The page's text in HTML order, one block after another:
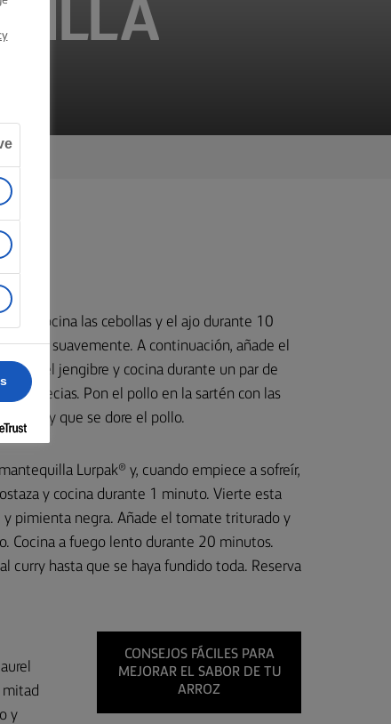
y cocina las cebollas y el ajo durante 10
suavemente. A continuación, añade el
chile, el jengibre y cocina durante un par de
especias. Pon el pollo en la sartén con las
trozos y que se dore el pollo.
Lurpak® y, cuando empiece a sofreír,
y cocina durante 1 minuto. Vierte esta
y pimienta negra. Añade el tomate triturado y
Cocina a fuego lento durante 20 minutos.
curry hasta que se haya fundido toda. Reserva
y
CONSEJOS FÁCILES PARA
MEJORAR EL SABOR DE TU
ARROZ